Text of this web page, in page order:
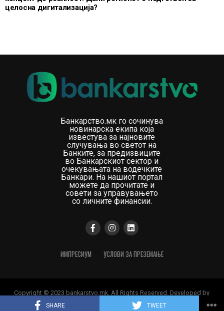
SHARE TWEET
целосна дигитализација?
Банкарство.мк го сочинува
новинарска екипа која
известува за најновите
случувања во светот на
Банките, за предизвиците
во Банкарскиот сектор и
очекувањата на водечките
Банкари. На нашиот портал
можете да прочитате и
совети за управувањето
со личните финансии.
ИМПРЕСИУМ УСЛОВИ ЗА ПРЕЗЕМАЊЕ
Copyright © 2023 bankarstvo.mk. All Rights Reserved. Developed by